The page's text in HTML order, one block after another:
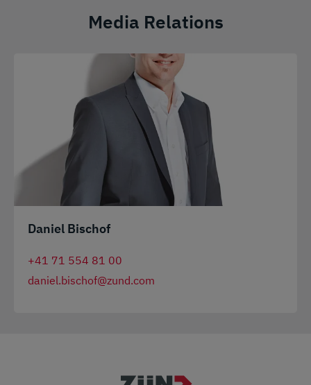
Media Relations
Daniel Bischof
+41 71 554 81 00
daniel.bischof@zund.com